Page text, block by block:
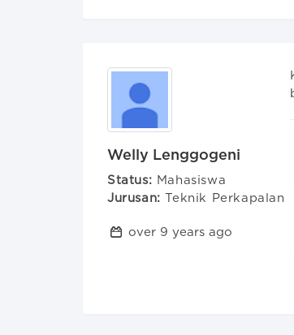
Welly Lenggogeni
Status: Mahasiswa
Jurusan: Teknik Perkapalan
over 9 years ago